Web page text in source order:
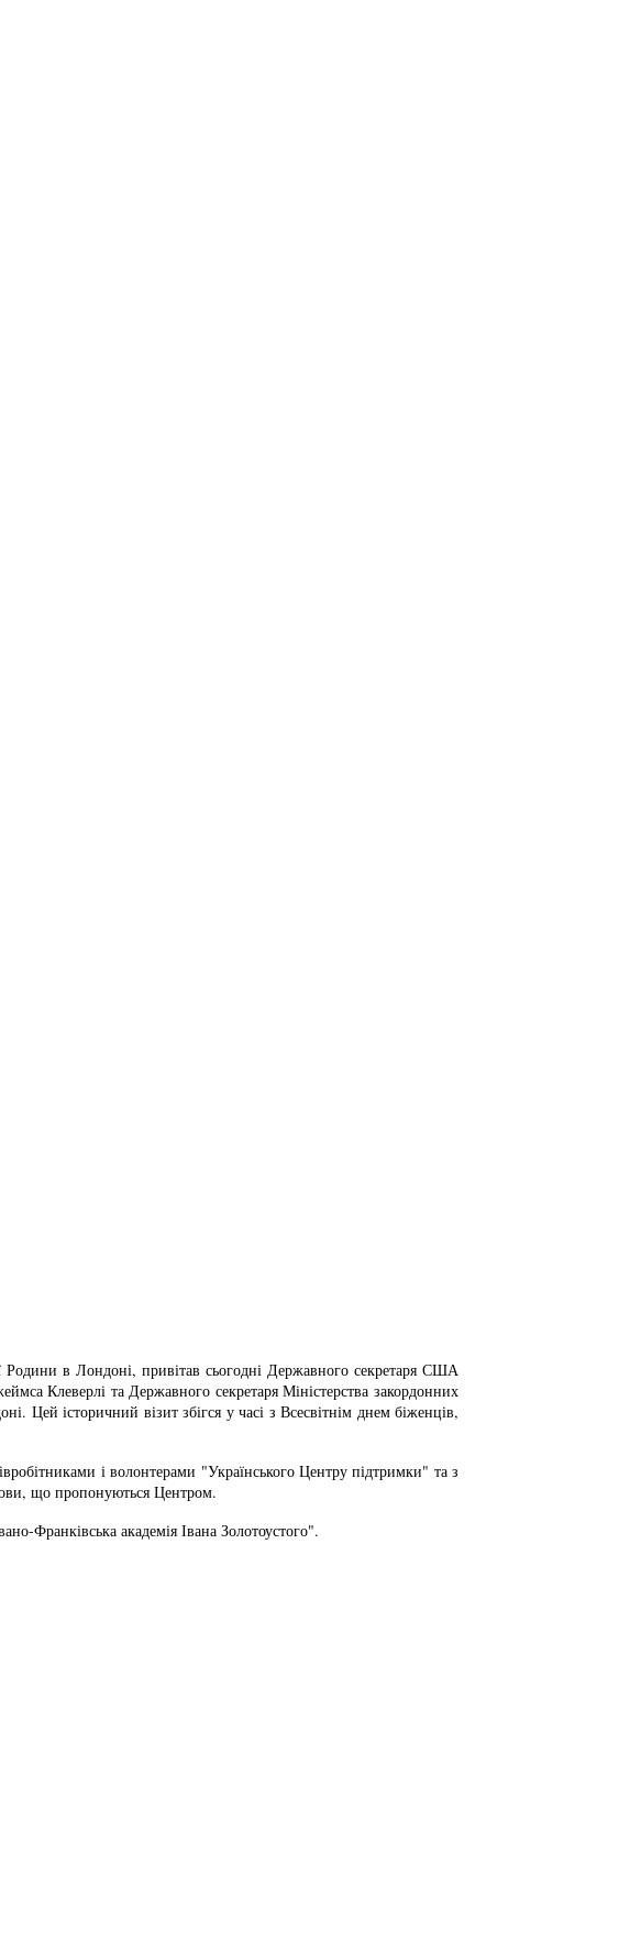
Родини в Лондоні, привітав сьогодні Державного секретаря США
Клеверлі та Державного секретаря Міністерства закордонних
Цей історичний візит збігся у часі з Всесвітнім днем біженців,
і волонтерами "Українського Центру підтримки" та з
що пропонуються Центром.
Франківська академія Івана Золотоустого".